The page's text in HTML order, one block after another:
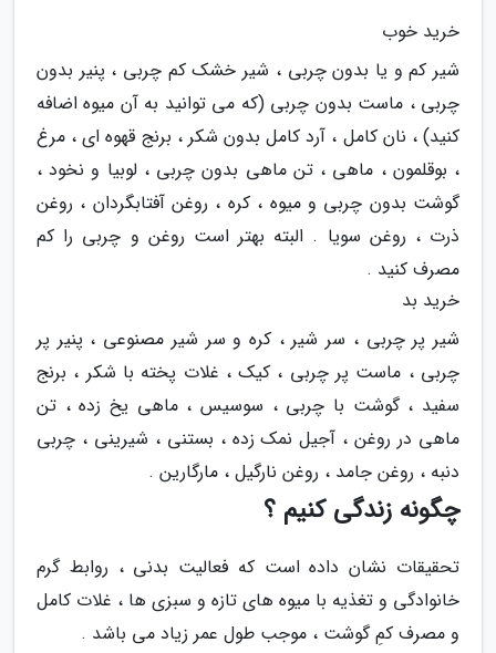
خرید خوب
شیر کم و یا بدون چربی ، شیر خشک کم چربی ، پنیر بدون
چربی ، ماست بدون چربی (که می توانید به آن میوه اضافه
کنید) ، نان کامل ، آرد کامل بدون شکر ، برنج قهوه ای ، مرغ
، بوقلمون ، ماهی ، تن ماهی بدون چربی ، لوبیا و نخود ،
گوشت بدون چربی و میوه ، کره ، روغن آفتابگردان ، روغن
ذرت ، روغن سویا . البته بهتر است روغن و چربی را کم
مصرف کنید .
خرید بد
شیر پر چربی ، سر شیر ، کره و سر شیر مصنوعی ، پنیر پر
چربی ، ماست پر چربی ، کیک ، غلات پخته با شکر ، برنج
سفید ، گوشت با چربی ، سوسیس ، ماهی یخ زده ، تن
ماهی در روغن ، آجیل نمک زده ، بستنی ، شیرینی ، چربی
دنبه ، روغن جامد ، روغن نارگیل ، مارگارین .
چگونه زندگی کنیم ؟
تحقیقات نشان داده است که فعالیت بدنی ، روابط گرم
خانوادگی و تغذیه با میوه های تازه و سبزی ها ، غلات کامل
و مصرف کمِ گوشت ، موجب طول عمر زیاد می باشد .